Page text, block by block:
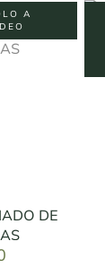
A
DE